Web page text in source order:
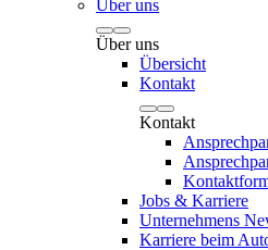
Über uns
Über uns
Übersicht
Kontakt
Kontakt
Jobs & Karriere
Unternehmens
Karriere beim